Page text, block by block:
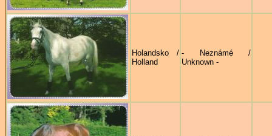
Holandsko /
Holland
- Neznámé /
Unknown -